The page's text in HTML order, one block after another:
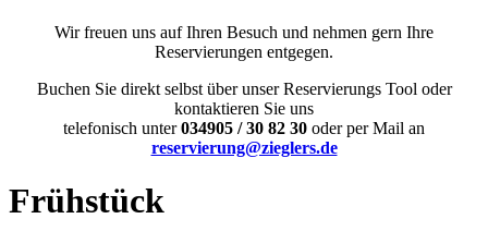
Wir freuen uns auf Ihren Besuch und nehmen gern Ihre
Reservierungen entgegen.
Buchen Sie direkt selbst über unser Reservierungs Tool oder
kontaktieren Sie uns
telefonisch unter034905 / 30 82 30 oder per Mail an
reservierung@zieglers.de
Frühstück